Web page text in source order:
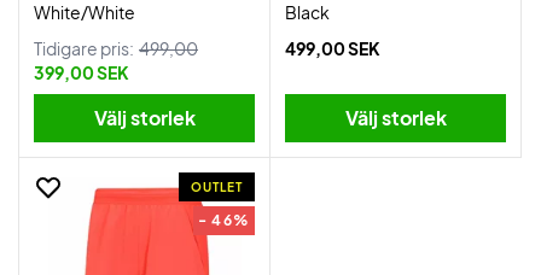
White/White
Tidigare pris: 499,00
399,00 SEK
Välj storlek
Black
499,00 SEK
Välj storlek
OUTLET
- 46%